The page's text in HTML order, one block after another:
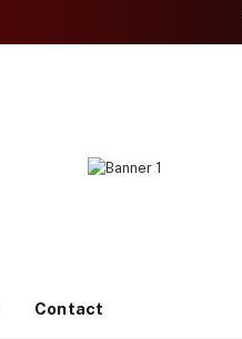
Contact